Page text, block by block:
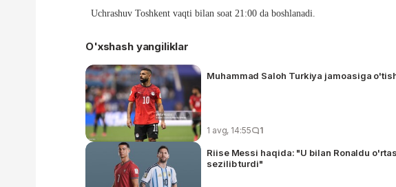
Uchrashuv Toshkent vaqti bilan soat 21:00 da boshlanadi.
O'xshash yangiliklar
Muhammad Saloh Turkiya jamoasiga
1 avg, 14:55 1
Riise Messi haqida: "U bilan Ronaldu
sezilib turdi"